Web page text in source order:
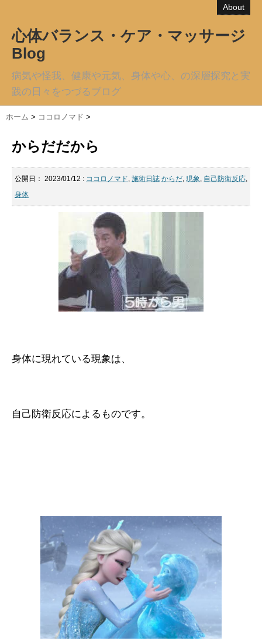
About
心体バランス・ケア・マッサージ
Blog
病気や怪我、健康や元気、身体や心、の深層探究と実
践の日々をつづるブログ
ホーム > ココロノマド >
からだだから
公開日： 2023/01/12 : ココロノマド, 施術日誌 からだ, 現象, 自己防衛反応,
身体
身体に現れている現象は、
自己防衛反応によるものです。